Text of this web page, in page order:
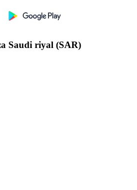
Saudi riyal (SAR)